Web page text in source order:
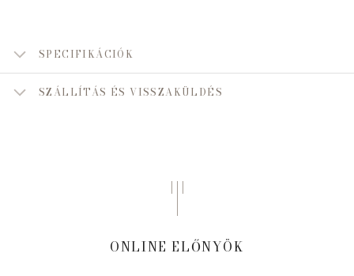
SPECIFIKÁCIÓK
SZÁLLÍTÁS ÉS VISSZAKÜLDÉS
ONLINE ELŐNYÖK